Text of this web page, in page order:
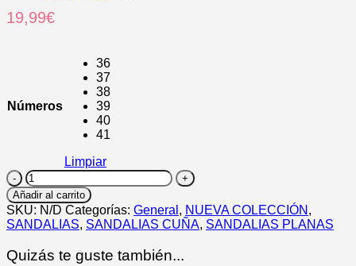
19,99€
Números
36
37
38
39
40
41
Limpiar
MUNA
cantidad
Añadir al carrito
SKU: N/D Categorías: General , NUEVA COLECCIÓN ,
SANDALIAS, SANDALIAS CUÑA, SANDALIAS PLANAS
Quizás te guste también...